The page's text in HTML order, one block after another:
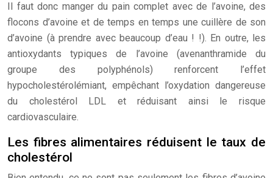
Il faut donc manger du pain complet avec de l’avoine, des
flocons d’avoine et de temps en temps une cuillère de son
d’avoine (à prendre avec beaucoup d’eau ! !). En outre, les
antioxydants typiques de l’avoine (avenanthramide du
groupe des polyphénols) renforcent l’effet
hypocholestérolémiant, empêchant l’oxydation dangereuse
du cholestérol LDL et réduisant ainsi le risque
cardiovasculaire.
Les fibres alimentaires réduisent le taux de
cholestérol